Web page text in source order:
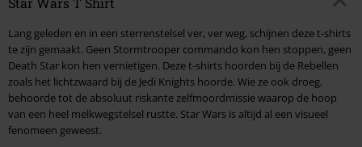
Lang geleden en in een sterrenstelsel ver, ver weg, schijnen deze t-shirts
te zijn gemaakt. Geen Stormtrooper commando kon hen stoppen, geen
Death Star kon hen vernietigen. Deze t-shirts hoorden bij de Rebellen
zoals het lichtzwaard bij de Jedi Knights hoorde. Wie ze ook droeg,
behoorde tot de absoluut riskante zelfmoordmissie waarop de hoop
van een heel melkwegstelsel rustte. Star Wars is altijd al een visueel
fenomeen geweest.